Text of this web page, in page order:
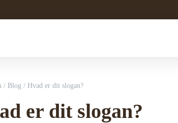
/ Blog / Hvad er dit slogan?
er dit slogan?